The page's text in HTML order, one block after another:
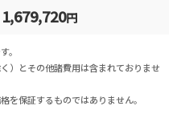
1,679,720円
。
）とその他諸費用は含まれておりませ
を保証するものではありません。